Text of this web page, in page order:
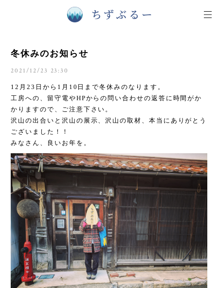
冬休みのお知らせ
2021/12/23 23:30
12月23日から1月10日まで冬休みのなります。
工房への、留守電やHPからの問い合わせの返答に時間がか
かりますので、ご注意下さい。
沢山の出合いと沢山の展示、沢山の取材、本当にありがとう
ございました！！
みなさん、良いお年を。